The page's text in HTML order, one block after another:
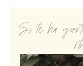
Si te ha